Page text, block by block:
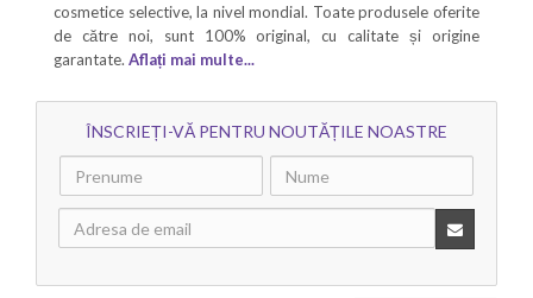
cosmetice selective, la nivel mondial. Toate produsele oferite
de către noi, sunt 100% original, cu calitate și origine
garantate. Aflați mai multe...
ÎNSCRIEȚI-VĂ PENTRU NOUTĂȚILE NOASTRE